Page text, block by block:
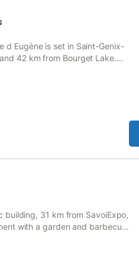
d Eugène is set in Saint-Genix-
42 km from Bourget Lake.
parking and free WiFi.
building, 31 km from SavoiExpo,
with a garden and barbecue